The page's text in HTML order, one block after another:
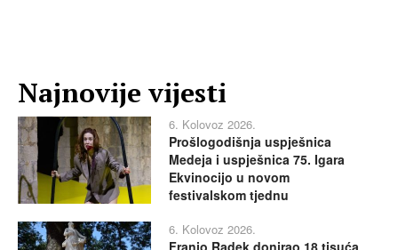
Najnovije vijesti
6. Kolovoz 2026.
Prošlogodišnja uspješnica
Medeja i uspješnica 75. Igara
Ekvinocijo u novom
festivalskom tjednu
6. Kolovoz 2026.